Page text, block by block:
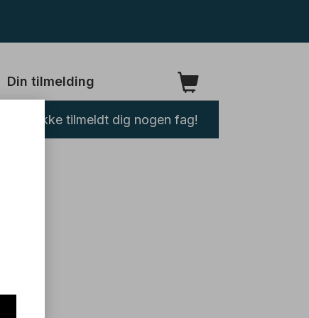
Din tilmelding
Du har ikke tilmeldt dig nogen fag!